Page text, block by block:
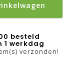
besteld
1 werkdag
verzonden!